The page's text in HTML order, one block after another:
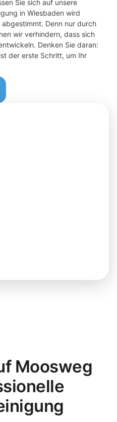
Sie sich auf unsere
in Wiesbaden wird
Denn nur durch
wir verhindern, dass sich
Denken Sie daran:
der erste Schritt, um Ihr
Moosweg